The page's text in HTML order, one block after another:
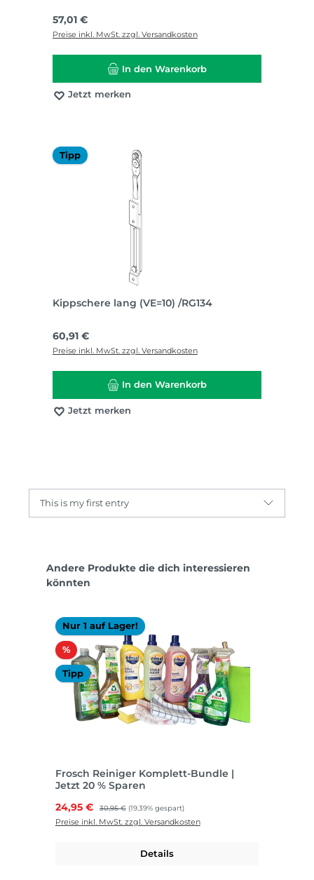
Regulärer Preis:
57,01 €
Preise inkl. MwSt. zzgl. Versandkosten
In den Warenkorb
Jetzt merken
Tipp
Kippschere lang (VE=10) /RG134
Regulärer Preis:
60,91 €
Preise inkl. MwSt. zzgl. Versandkosten
In den Warenkorb
Jetzt merken
This is my first entry
Produktgalerie überspringen
Andere Produkte die dich interessieren
könnten
Nur 1 auf Lager!
%Rabatt
Tipp
Frosch Reiniger Komplett-Bundle |
Jetzt 20 % Sparen
Verkaufspreis:
24,95 € Regulärer Preis:
30,95 € (19.39% gespart)
Preise inkl. MwSt. zzgl. Versandkosten
Details